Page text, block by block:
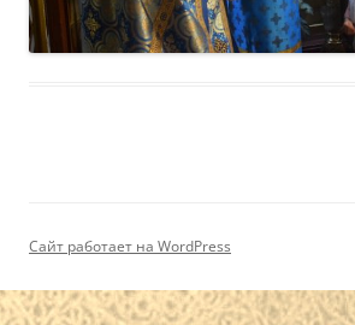
Сайт работает на WordPress